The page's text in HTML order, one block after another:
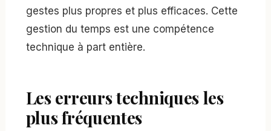
gestes plus propres et plus efficaces. Cette
gestion du temps est une compétence
technique à part entière.
Les erreurs techniques les
plus fréquentes